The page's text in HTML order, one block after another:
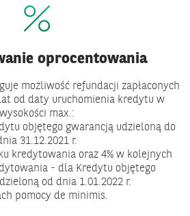
oprocentowania
możliwość refundacji zapłaconych
od daty uruchomienia kredytu w
wysokości max.:
objętego gwarancją udzieloną do
31.12.2021 r.
kredytowania oraz 4% w kolejnych
- dla Kredytu objętego
od dnia 1.01.2022 r.
pomocy de minimis.